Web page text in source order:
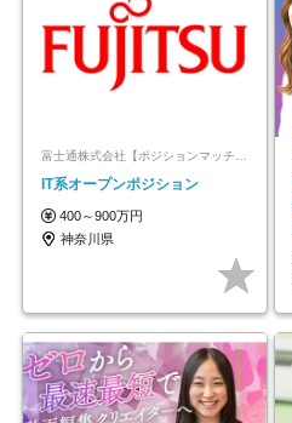
富士通株式会社【ポジションマッチ登録】
IT系オープンポジション
400～900万円
神奈川県